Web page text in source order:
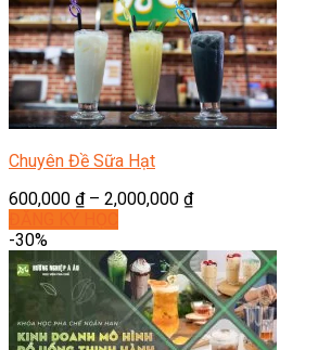
Chuyên Đề Sữa Hạt
600,000 ₫– 2,000,000 ₫
-30%